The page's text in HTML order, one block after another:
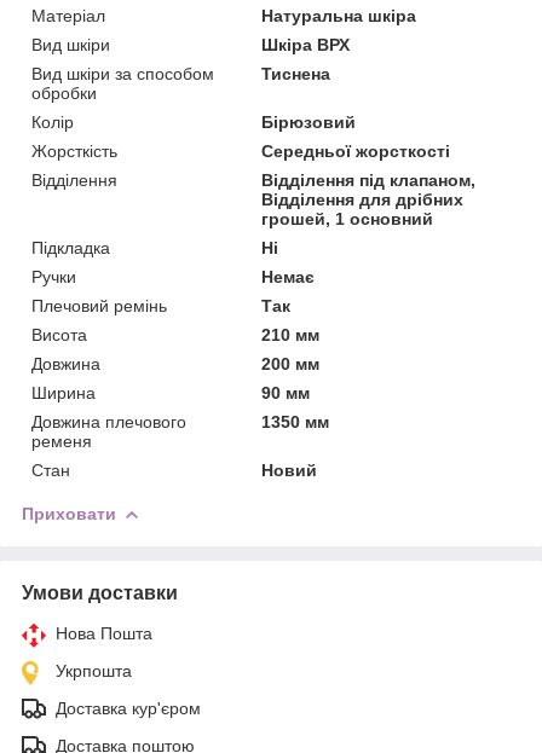
Матеріал
Натуральна шкіра
Вид шкіри
Шкіра ВРХ
Вид шкіри за способом
обробки
Тиснена
Колір
Бірюзовий
Жорсткість
Середньої жорсткості
Відділення
Відділення під клапаном,
Відділення для дрібних
грошей, 1 основний
Підкладка
Ні
Ручки
Немає
Плечовий ремінь
Так
Висота
210 мм
Довжина
200 мм
Ширина
90 мм
Довжина плечового
ременя
1350 мм
Стан Новий
Приховати
Умови доставки
Нова Пошта
Укрпошта
Доставка кур'єром
Доставка поштою